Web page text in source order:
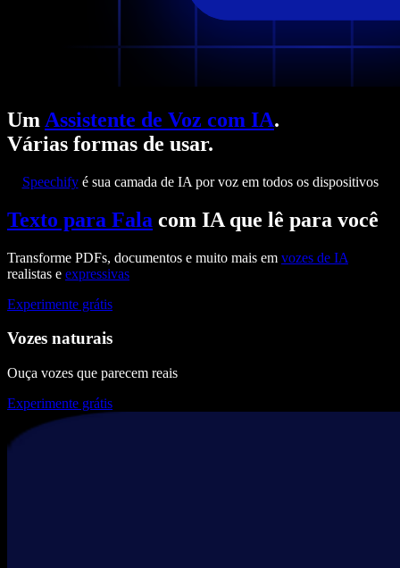
Um Assistente de Voz com IA.
Várias formas de usar.
Speechifyé sua camada de IA por voz em todos os dispositivos
Texto para Fala com IA que lê para você
Transforme PDFs, documentos e muito mais em vozes de IA
realistas e expressivas
Experimente grátis
Vozes naturais
Ouça vozes que parecem reais
Experimente grátis